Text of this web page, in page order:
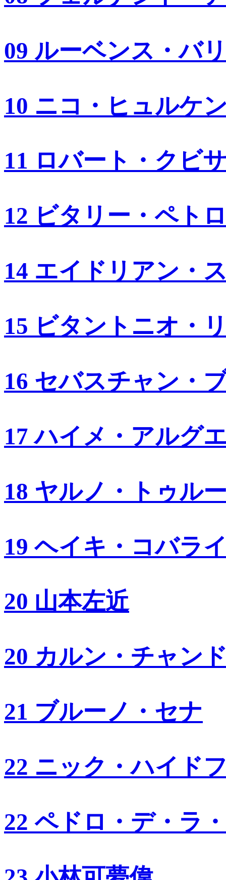
09 ルーベンス・バ
10 ニコ・ヒュルケ
11 ロバート・クビ
12 ビタリー・ペト
14 エイドリアン・
15 ビタントニオ・
16 セバスチャン・
17 ハイメ・アルグ
18 ヤルノ・トゥル
19 ヘイキ・コバラ
20 山本左近
20 カルン・チャン
21 ブルーノ・セナ
22 ニック・ハイド
22 ペドロ・デ・ラ